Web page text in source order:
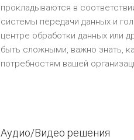
прокладываются в
системы передачи данных и
центре обработки данных или
быть сложными, важно знать,
потребностям вашей
Аудио/Видео решения